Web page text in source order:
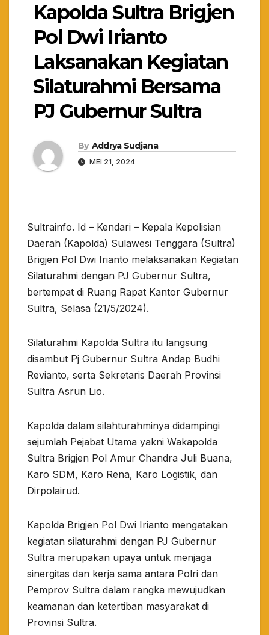
Kapolda Sultra Brigjen
Pol Dwi Irianto
Laksanakan Kegiatan
Silaturahmi Bersama
PJ Gubernur Sultra
By Addrya Sudjana
MEI 21, 2024
Sultrainfo. Id – Kendari – Kepala Kepolisian
Daerah (Kapolda) Sulawesi Tenggara (Sultra)
Brigjen Pol Dwi Irianto melaksanakan Kegiatan
Silaturahmi dengan PJ Gubernur Sultra,
bertempat di Ruang Rapat Kantor Gubernur
Sultra, Selasa (21/5/2024).
Silaturahmi Kapolda Sultra itu langsung
disambut Pj Gubernur Sultra Andap Budhi
Revianto, serta Sekretaris Daerah Provinsi
Sultra Asrun Lio.
Kapolda dalam silahturahminya didampingi
sejumlah Pejabat Utama yakni Wakapolda
Sultra Brigjen Pol Amur Chandra Juli Buana,
Karo SDM, Karo Rena, Karo Logistik, dan
Dirpolairud.
Kapolda Brigjen Pol Dwi Irianto mengatakan
kegiatan silaturahmi dengan PJ Gubernur
Sultra merupakan upaya untuk menjaga
sinergitas dan kerja sama antara Polri dan
Pemprov Sultra dalam rangka mewujudkan
keamanan dan ketertiban masyarakat di
Provinsi Sultra.